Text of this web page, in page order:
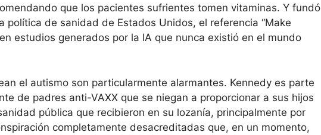
que los pacientes sufrientes tomen vitaminas. Y fundó
política de sanidad de Estados Unidos, el referencia “Make
estudios generados por la IA que nunca existió en el mundo
el autismo son particularmente alarmantes. Kennedy es parte
de padres anti-VAXX que se niegan a proporcionar a sus hijos
pública que recibieron en su lozanía, principalmente por
completamente desacreditadas que, en un momento,